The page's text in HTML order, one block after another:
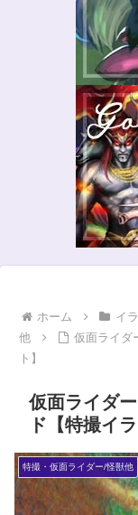
ホーム イ
他
仮面ライダ
ト】
仮面ライダ
ド【特撮イラ
特撮・仮面ライダー/怪獣他